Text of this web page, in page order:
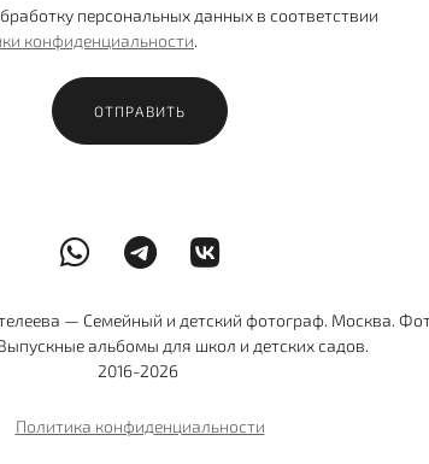
персональных данных в соответствии
конфиденциальности.
ОТПРАВИТЬ
— Семейный и детский фотограф. Москва.
альбомы для школ и детских садов.
2016-2026
Политика конфиденциальности